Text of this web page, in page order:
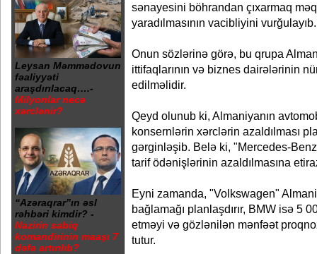
Leysan Məmmədovun
fəaliyyəti
araşdırılacaq….-
Milyonlar necə
xərclənir?
“Azəraqrar”ın əsl
rəhbəri kimdir? -
Nazirin sabiq
komandirinin maaşı 7
dəfə artırılıb?
sənayesini böhrandan çıxarmaq
yaradılmasının vacibliyini vurğulayıb.
Onun sözlərinə görə, bu qrupa
ittifaqlarının və biznes dairələrinin
edilməlidir.
Qeyd olunub ki, Almaniyanın
konsernlərin xərclərin azaldılması
gərginləşib. Belə ki, "Mercedes-
tarif ödənişlərinin azaldılmasına
Eyni zamanda, "Volkswagen"
bağlamağı planlaşdırır, BMW isə 5
etməyi və gözlənilən mənfəət
tutur.